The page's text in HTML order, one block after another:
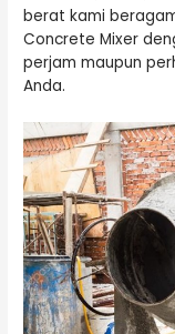
berat kami
Concrete Mixer
perjam maupun
Anda.